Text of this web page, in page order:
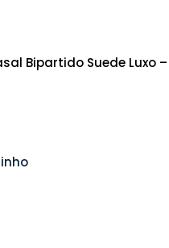
Bipartido Suede Luxo